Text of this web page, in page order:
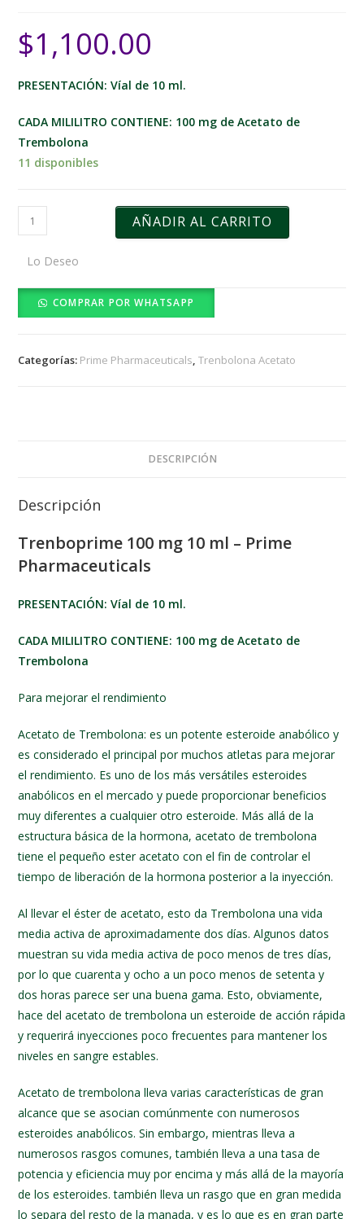
$1,100.00
PRESENTACIÓN: Víal de 10 ml.
CADA MILILITRO CONTIENE: 100 mg de Acetato de
Trembolona
11 disponibles
Trenboprime
100
mg
ml
-
Pharmaceuticals
AÑADIR AL CARRITO
Lo Deseo
COMPRAR POR WHATSAPP
Categorías: Prime Pharmaceuticals,Trenbolona Acetato
DESCRIPCIÓN
Descripción
Trenboprime 100 mg 10 ml – Prime
Pharmaceuticals
PRESENTACIÓN: Víal de 10 ml.
CADA MILILITRO CONTIENE: 100 mg de Acetato de
Trembolona
Para mejorar el rendimiento
Acetato de Trembolona: es un potente esteroide anabólico y
es considerado el principal por muchos atletas para mejorar
el rendimiento. Es uno de los más versátiles esteroides
anabólicos en el mercado y puede proporcionar beneficios
muy diferentes a cualquier otro esteroide. Más allá de la
estructura básica de la hormona, acetato de trembolona
tiene el pequeño ester acetato con el fin de controlar el
tiempo de liberación de la hormona posterior a la inyección.
Al llevar el éster de acetato, esto da Trembolona una vida
media activa de aproximadamente dos días. Algunos datos
muestran su vida media activa de poco menos de tres días,
por lo que cuarenta y ocho a un poco menos de setenta y
dos horas parece ser una buena gama. Esto, obviamente,
hace del acetato de trembolona un esteroide de acción rápida
y requerirá inyecciones poco frecuentes para mantener los
niveles en sangre estables.
Acetato de trembolona lleva varias características de gran
alcance que se asocian comúnmente con numerosos
esteroides anabólicos. Sin embargo, mientras lleva a
numerosos rasgos comunes, también lleva a una tasa de
potencia y eficiencia muy por encima y más allá de la mayoría
de los esteroides. también lleva un rasgo que en gran medida
lo separa del resto de la manada, y es lo que es en gran parte